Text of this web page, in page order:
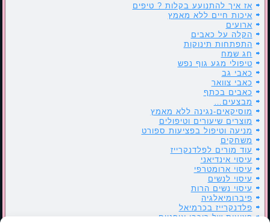
אז איך להתנועע בקלות ? טיפים
איכות חיים ללא מאמץ
ארועים
הקלה על כאבים
התפתחות תינוקות
חג שמח
טיפולי מגע גוף נפש
כאבי גב
כאבי צוואר
כאבים בכתף
מבצעים…
מוסיקאים-נגינה ללא מאמץ
מוצרים שיעורים וטיפולים
מניעה וטיפול בפציעות ספורט
משחקים
עוד מורים לפלדנקרייז
עיסוי אינדיאני
עיסוי ארומטרפי
עיסוי לנשים
עיסוי נשים הרות
פיברומיאלגיה
פלדנקרייז בכרמיאל
פציעות של רוכבי אופניים